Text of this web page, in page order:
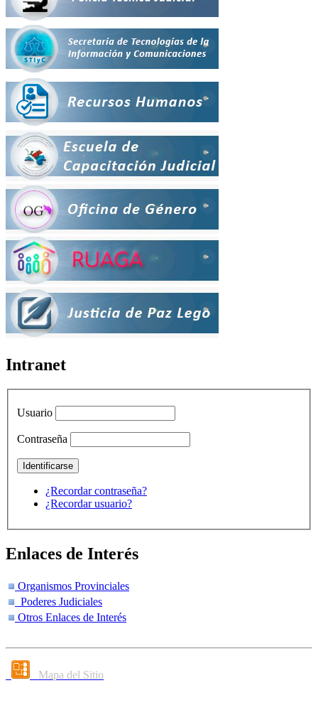
Intranet
Usuario
Contraseña
¿Recordar contraseña?
¿Recordar usuario?
Enlaces de Interés
Organismos Provinciales
Poderes Judiciales
Otros Enlaces de Interés
Mapa del Sitio